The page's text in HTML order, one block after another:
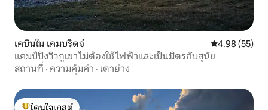
เคบินใน เคมบริดจ์ คะแนนเฉลี่ย
4.98 (55)
แคมป์ปิ้งวิวภูเขา ไม่ต้องใช้ไฟฟ้าและเป็นมิตรกับสุนัข
สถานที่ · ความคุ้มค่า · เตาย่าง
โดนใจเกสต์